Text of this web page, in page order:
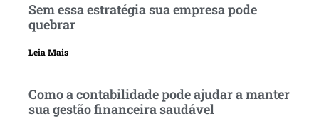
Sem essa estratégia sua empresa pode
quebrar
Leia Mais
Como a contabilidade pode ajudar a manter
sua gestão financeira saudável